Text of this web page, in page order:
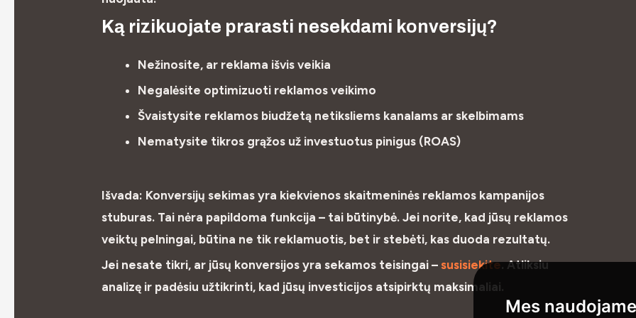
Mes
Ką rizikuojate prarasti nesekdami konversijų?
Nežinosite, ar reklama išvis veikia
Negalėsite optimizuoti reklamos veikimo
Švaistysite reklamos biudžetą netiksliems kanalams ar skelbimams
Nematysite tikros grąžos už investuotus pinigus (ROAS)
Išvada: Konversijų sekimas yra kiekvienos skaitmeninės reklamos kampanijos
stuburas. Tai nėra papildoma funkcija – tai būtinybė. Jei norite, kad jūsų reklamos
veiktų pelningai, būtina ne tik reklamuotis, bet ir stebėti, kas duoda rezultatų.
Jei nesate tikri, ar jūsų konversijos yra sekamos teisingai –susisiekite. Atliksiu
analizę ir padėsiu užtikrinti, kad jūsų investicijos atsipirktų maksimaliai.